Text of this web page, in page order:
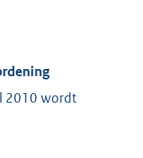
2010 wordt